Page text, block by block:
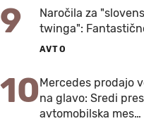
9
Naročila za
twinga":
AVTO
10Mercedes prodajo
na glavo: Sredi
avtomobilska mes…